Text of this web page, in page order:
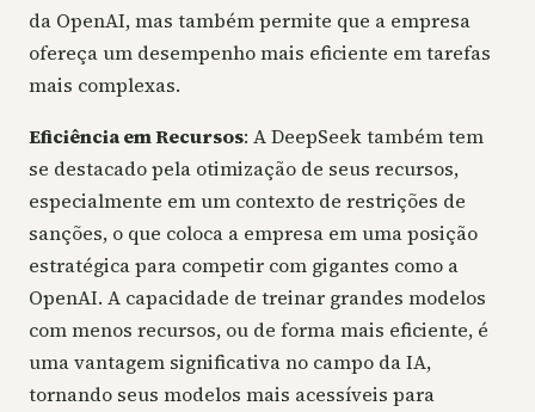
da OpenAI, mas também permite que a empresa
ofereça um desempenho mais eficiente em tarefas
mais complexas.
Eficiência em Recursos: A DeepSeek também tem
se destacado pela otimização de seus recursos,
especialmente em um contexto de restrições de
sanções, o que coloca a empresa em uma posição
estratégica para competir com gigantes como a
OpenAI. A capacidade de treinar grandes modelos
com menos recursos, ou de forma mais eficiente, é
uma vantagem significativa no campo da IA,
tornando seus modelos mais acessíveis para